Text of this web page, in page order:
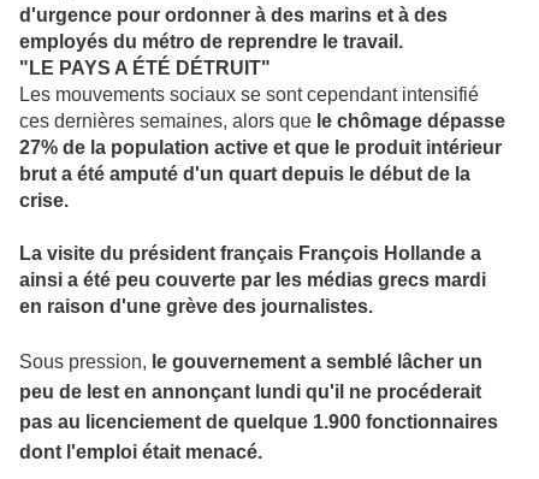
d'urgence pour ordonner à des marins et à des
employés du métro de reprendre le travail.
"LE PAYS A ÉTÉ DÉTRUIT"
Les mouvements sociaux se sont cependant intensifié
ces dernières semaines, alors que le chômage dépasse
27% de la population active et que le produit intérieur
brut a été amputé d'un quart depuis le début de la
crise.
La visite du président français François Hollande a
ainsi a été peu couverte par les médias grecs mardi
en raison d'une grève des journalistes.
Sous pression, le gouvernement a semblé lâcher un
peu de lest en annonçant lundi qu'il ne procéderait
pas au licenciement de quelque 1.900 fonctionnaires
dont l'emploi était menacé.